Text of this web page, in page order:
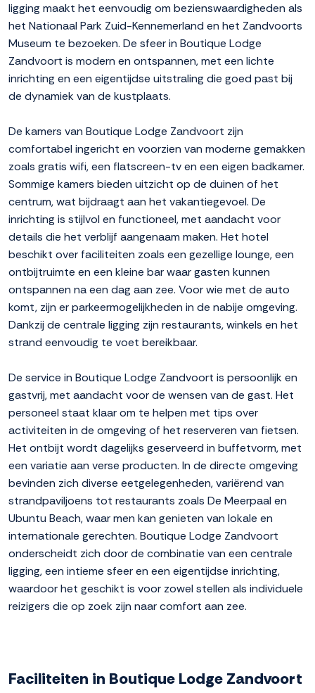
ligging maakt het eenvoudig om bezienswaardigheden als
het Nationaal Park Zuid-Kennemerland en het Zandvoorts
Museum te bezoeken. De sfeer in Boutique Lodge
Zandvoort is modern en ontspannen, met een lichte
inrichting en een eigentijdse uitstraling die goed past bij
de dynamiek van de kustplaats.
De kamers van Boutique Lodge Zandvoort zijn
comfortabel ingericht en voorzien van moderne gemakken
zoals gratis wifi, een flatscreen-tv en een eigen badkamer.
Sommige kamers bieden uitzicht op de duinen of het
centrum, wat bijdraagt aan het vakantiegevoel. De
inrichting is stijlvol en functioneel, met aandacht voor
details die het verblijf aangenaam maken. Het hotel
beschikt over faciliteiten zoals een gezellige lounge, een
ontbijtruimte en een kleine bar waar gasten kunnen
ontspannen na een dag aan zee. Voor wie met de auto
komt, zijn er parkeermogelijkheden in de nabije omgeving.
Dankzij de centrale ligging zijn restaurants, winkels en het
strand eenvoudig te voet bereikbaar.
De service in Boutique Lodge Zandvoort is persoonlijk en
gastvrij, met aandacht voor de wensen van de gast. Het
personeel staat klaar om te helpen met tips over
activiteiten in de omgeving of het reserveren van fietsen.
Het ontbijt wordt dagelijks geserveerd in buffetvorm, met
een variatie aan verse producten. In de directe omgeving
bevinden zich diverse eetgelegenheden, variërend van
strandpaviljoens tot restaurants zoals De Meerpaal en
Ubuntu Beach, waar men kan genieten van lokale en
internationale gerechten. Boutique Lodge Zandvoort
onderscheidt zich door de combinatie van een centrale
ligging, een intieme sfeer en een eigentijdse inrichting,
waardoor het geschikt is voor zowel stellen als individuele
reizigers die op zoek zijn naar comfort aan zee.
Faciliteiten in Boutique Lodge Zandvoort